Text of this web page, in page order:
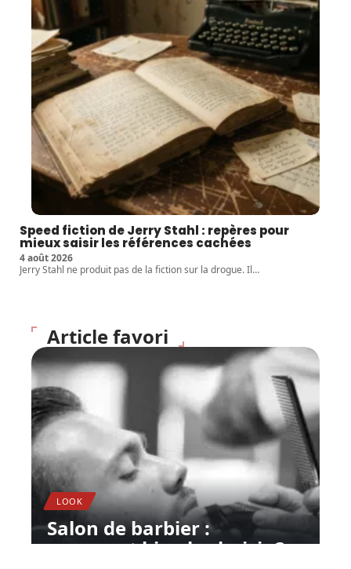
Speed fiction de Jerry Stahl : repères pour
mieux saisir les références cachées
4 août 2026
Jerry Stahl ne produit pas de la fiction sur la drogue. Il…
Article favori
LOOK
Salon de barbier :
comment bien le choisir ?